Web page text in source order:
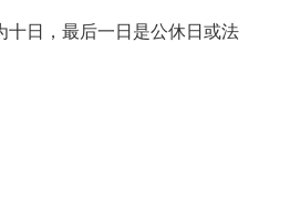
十日，最后一日是公休日或法